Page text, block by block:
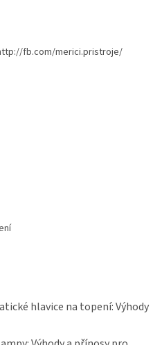
fb.com/merici.pristroje/
hlavice na topení: Výhody